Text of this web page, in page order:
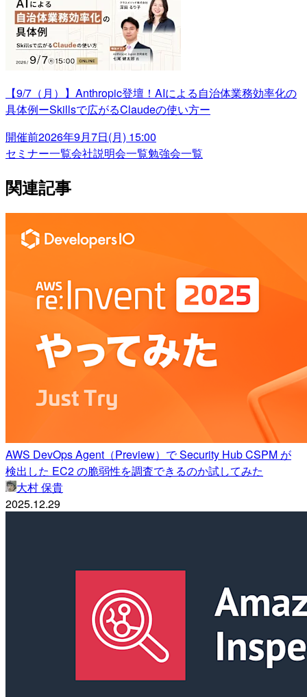
【9/7（月）】Anthropic登壇！AIによる自治体業務効率化の
具体例ーSkillsで広がるClaudeの使い方ー
開催前2026年9月7日(月) 15:00
セミナー一覧会社説明会一覧勉強会一覧
関連記事
AWS DevOps Agent（Preview）で Security Hub CSPM が
検出した EC2 の脆弱性を調査できるのか試してみた
大村 保貴
2025.12.29